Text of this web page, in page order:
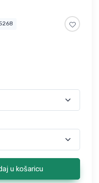
u košaricu